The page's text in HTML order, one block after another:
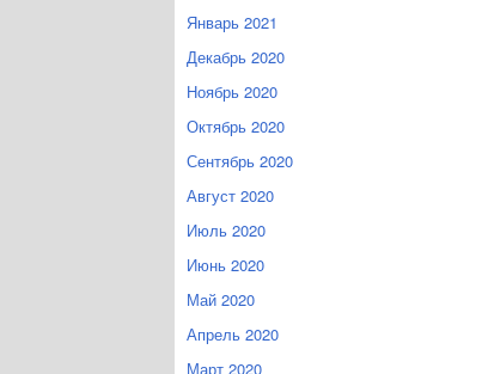
Январь 2021
Декабрь 2020
Ноябрь 2020
Октябрь 2020
Сентябрь 2020
Август 2020
Июль 2020
Июнь 2020
Май 2020
Апрель 2020
Март 2020